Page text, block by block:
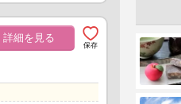
詳細を見る